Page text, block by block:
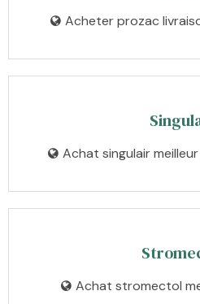
Acheter prozac
Achat singulair
Achat stromectol